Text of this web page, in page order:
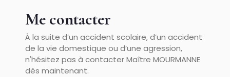
Me contacter
À la suite d’un accident scolaire, d’un accident
de la vie domestique ou d’une agression,
n'hésitez pas à contacter Maître MOURMANNE
dès maintenant.